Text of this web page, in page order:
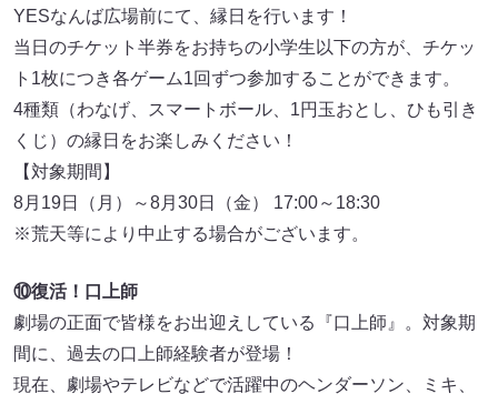
YESなんば広場前にて、縁⽇を行います！
当⽇のチケット半券をお持ちの小学生以下の方が、チケッ
ト1枚につき各ゲーム1回ずつ参加することができます。
4種類（わなげ、スマートボール、1円玉おとし、ひも引き
くじ）の縁⽇をお楽しみください！
【対象期間】
8⽉19⽇（⽉）～8⽉30⽇（金） 17:00～18:30
※荒天等により中止する場合がございます。
⑩復活！口上師
劇場の正面で皆様をお出迎えしている『口上師』。対象期
間に、過去の口上師経験者が登場！
現在、劇場やテレビなどで活躍中のヘンダーソン、ミキ、